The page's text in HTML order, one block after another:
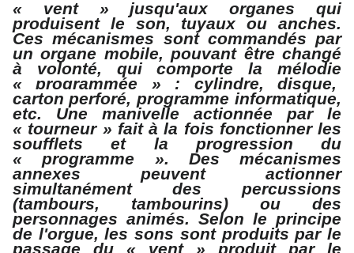
« vent » jusqu'aux organes qui
produisent le son, tuyaux ou anches.
Ces mécanismes sont commandés par
un organe mobile, pouvant être changé
à volonté, qui comporte la mélodie
« programmée » : cylindre, disque,
carton perforé, programme informatique,
etc. Une manivelle actionnée par le
« tourneur » fait à la fois fonctionner les
soufflets et la progression du
« programme ». Des mécanismes
annexes peuvent actionner
simultanément des percussions
(tambours, tambourins) ou des
personnages animés. Selon le principe
de l'orgue, les sons sont produits par le
passage du « vent » produit par le